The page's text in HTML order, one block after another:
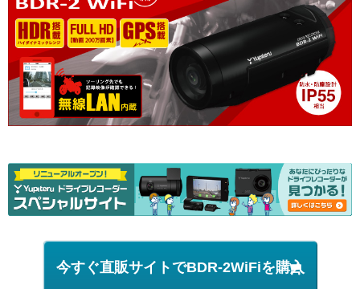
今すぐ直販サイトでBDR-2WiFiを購入